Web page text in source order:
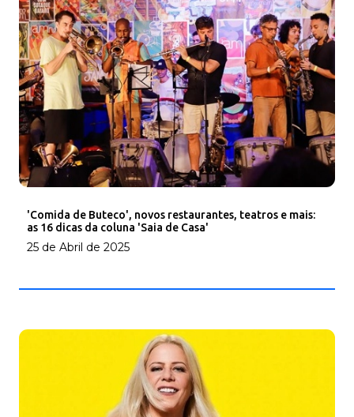
'Comida de Buteco', novos restaurantes, teatros e mais:
as 16 dicas da coluna 'Saia de Casa'
25 de Abril de 2025